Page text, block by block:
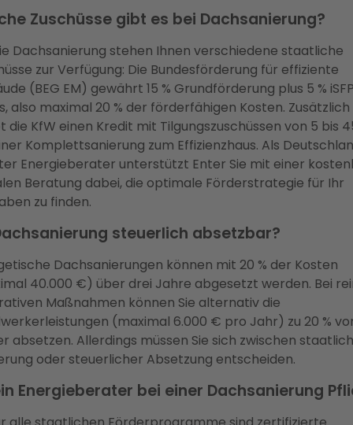
Zuschüsse gibt es bei Dachsanierung?
Dachsanierung stehen Ihnen verschiedene staatliche
zur Verfügung: Die Bundesförderung für effiziente
(BEG EM) gewährt 15 % Grundförderung plus 5 %
also maximal 20 % der förderfähigen Kosten. Zusätzlich
die KfW einen Kredit mit Tilgungszuschüssen von 5 bis
Komplettsanierung zum Effizienzhaus. Als
Energieberater unterstützt Enter Sie mit einer
Beratung dabei, die optimale Förderstrategie für Ihr
zu finden.
steuerlich absetzbar?
Dachsanierungen können mit 20 % der Kosten
40.000 €) über drei Jahre abgesetzt werden. Bei
Maßnahmen können Sie alternativ die
(maximal 6.000 € pro Jahr) zu 20 %
absetzen. Allerdings müssen Sie sich zwischen
oder steuerlicher Absetzung entscheiden.
Energieberater bei einer Dachsanierung